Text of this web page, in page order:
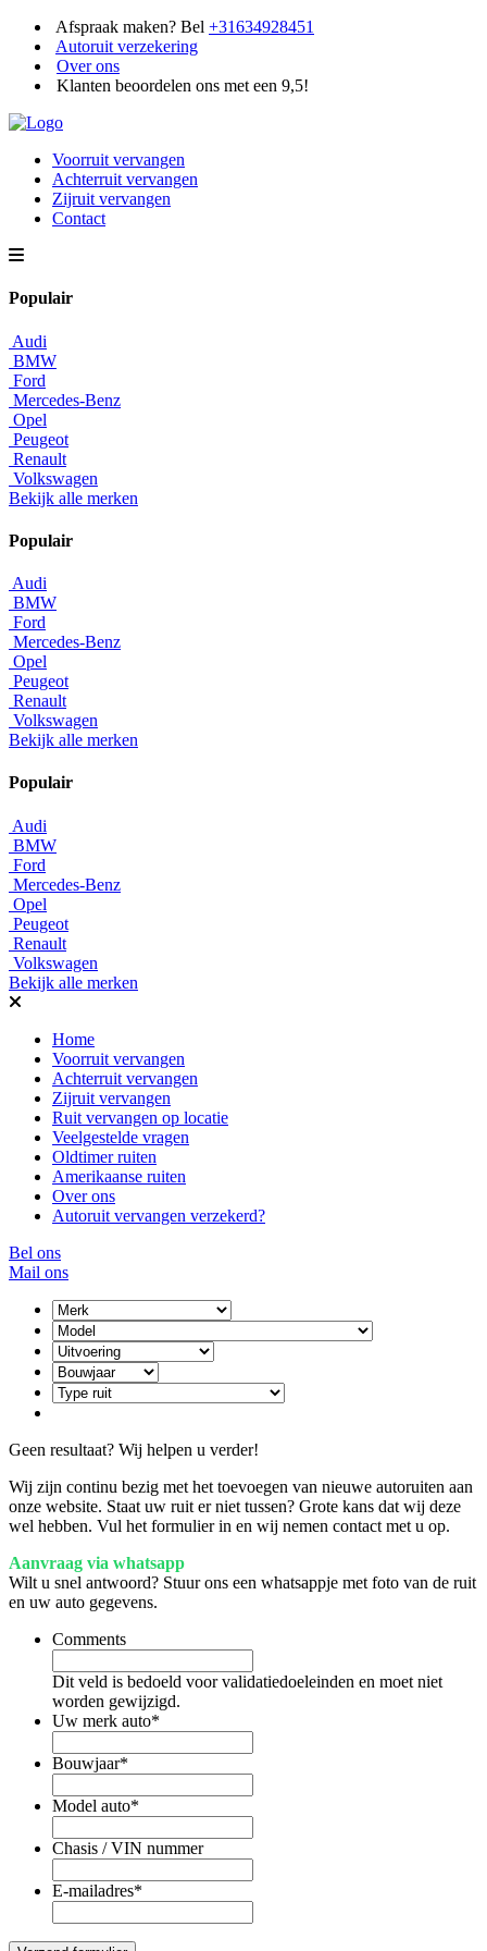
Afspraak maken? Bel +31634928451
Autoruit verzekering
Over ons
Klanten beoordelen ons met een 9,5!
Voorruit vervangen
Achterruit vervangen
Zijruit vervangen
Contact
Populair
Audi
BMW
Ford
Mercedes-Benz
Opel
Peugeot
Renault
Volkswagen
Bekijk alle merken
Populair
Audi
BMW
Ford
Mercedes-Benz
Opel
Peugeot
Renault
Volkswagen
Bekijk alle merken
Populair
Audi
BMW
Ford
Mercedes-Benz
Opel
Peugeot
Renault
Volkswagen
Bekijk alle merken
Home
Voorruit vervangen
Achterruit vervangen
Zijruit vervangen
Ruit vervangen op locatie
Veelgestelde vragen
Oldtimer ruiten
Amerikaanse ruiten
Over ons
Autoruit vervangen verzekerd?
Bel ons
Mail ons
Geen resultaat? Wij helpen u verder!
Wij zijn continu bezig met het toevoegen van nieuwe autoruiten aan
onze website. Staat uw ruit er niet tussen? Grote kans dat wij deze
wel hebben. Vul het formulier in en wij nemen contact met u op.
Aanvraag via whatsapp
Wilt u snel antwoord? Stuur ons een whatsappje met foto van de ruit
en uw auto gegevens.
Comments
Dit veld is bedoeld voor validatiedoeleinden en moet niet
worden gewijzigd.
Uw merk auto*
Bouwjaar*
Model auto*
Chasis / VIN nummer
E-mailadres*